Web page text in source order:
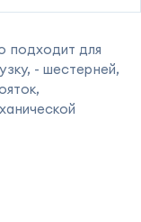
подходит для
- шестерней,